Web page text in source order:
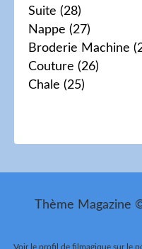
Suite (28)
Nappe (27)
Broderie Machine
Couture (26)
Chale (25)
Thème Magazine
Voir le profil de filmagique sur le